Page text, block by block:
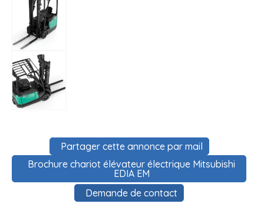
Demande de contact
Partager cette annonce par mail
Brochure chariot élévateur électrique Mitsubishi
EDIA EM